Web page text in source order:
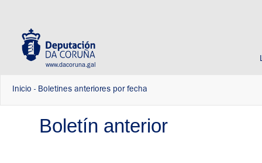
www.dacoruna.gal
Inicio - Boletines anteriores por fecha
Boletín anterior